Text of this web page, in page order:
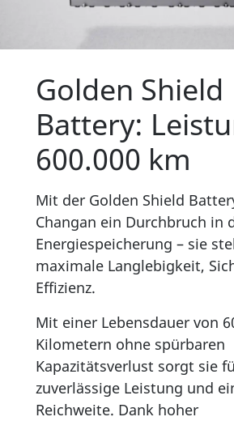
Golden Shield
Battery:
600.000 km
Mit der Golden Shield
Changan ein Durchbruch in
Energiespeicherung – sie
maximale Langlebigkeit,
Effizienz.
Mit einer Lebensdauer von
Kilometern ohne spürbaren
Kapazitätsverlust sorgt sie
zuverlässige Leistung und
Reichweite. Dank hoher